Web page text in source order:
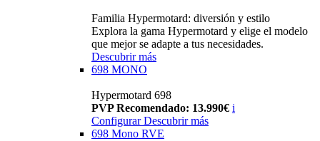
Familia Hypermotard: diversión y estilo
Explora la gama Hypermotard y elige el modelo
que mejor se adapte a tus necesidades.
Descubrir más
698 MONO
Hypermotard 698
PVP Recomendado: 13.990€ i
ConfigurarDescubrir más
698 Mono RVE